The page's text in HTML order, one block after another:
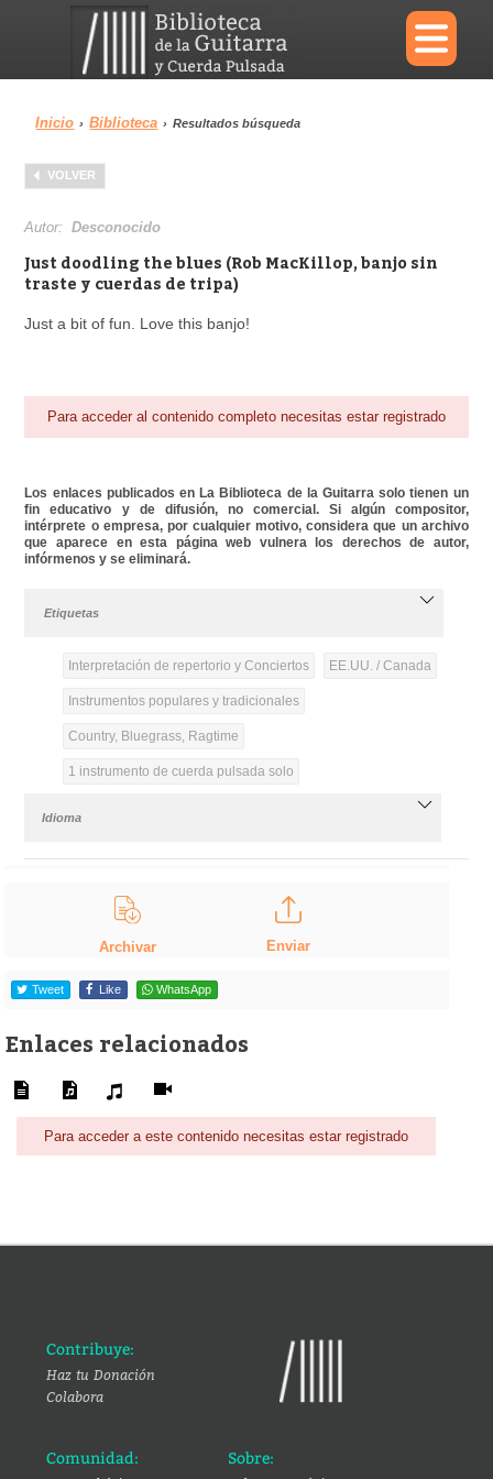
×
Menu
Biblioteca
Inicio › Biblioteca › Resultados búsqueda
VOLVER
Autor:Desconocido
Just doodling the blues (Rob MacKillop, banjo sin
traste y cuerdas de tripa)
Just a bit of fun. Love this banjo!
Para acceder al contenido completo necesitas estar registrado
Los enlaces publicados en La Biblioteca de la Guitarra solo tienen un
fin educativo y de difusión, no comercial. Si algún compositor,
intérprete o empresa, por cualquier motivo, considera que un archivo
que aparece en esta página web vulnera los derechos de autor,
infórmenos y se eliminará.
Etiquetas
Interpretación de repertorio y Conciertos EE.UU. / Canada
Instrumentos populares y tradicionales
Country, Bluegrass, Ragtime
1 instrumento de cuerda pulsada solo
Idioma
Archivar Enviar
Tweet Like WhatsApp
Enlaces relacionados
Para acceder a este contenido necesitas estar registrado
Contribuye:
Haz tu Donación
Colabora
Comunidad: Sobre: